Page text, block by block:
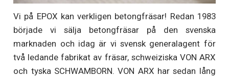
Vi på EPOX kan verkligen betongfräsar! Redan 1983
började vi sälja betongfräsar på den svenska
marknaden och idag är vi svensk generalagent för
två ledande fabrikat av fräsar, schweiziska VON ARX
och tyska SCHWAMBORN. VON ARX har sedan lång